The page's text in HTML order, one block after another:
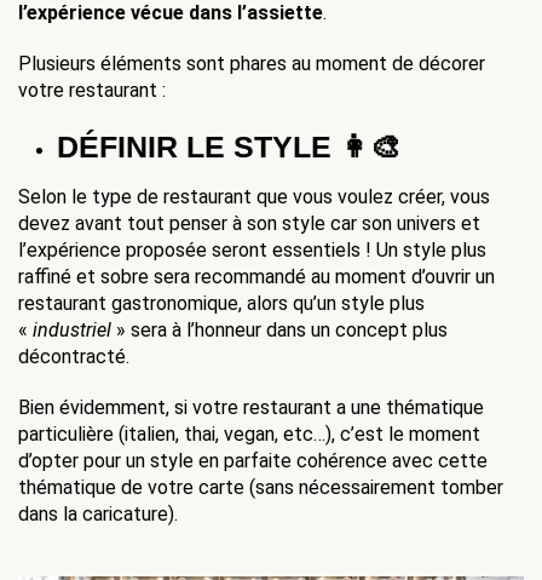
l’expérience vécue dans l’assiette.
Plusieurs éléments sont phares au moment de décorer
votre restaurant :
DÉFINIR LE STYLE 👩‍🎨
Selon le type de restaurant que vous voulez créer, vous
devez avant tout penser à son style car son univers et
l’expérience proposée seront essentiels ! Un style plus
raffiné et sobre sera recommandé au moment d’ouvrir un
restaurant gastronomique, alors qu’un style plus
« industriel » sera à l’honneur dans un concept plus
décontracté.
Bien évidemment, si votre restaurant a une thématique
particulière (italien, thai, vegan, etc…), c’est le moment
d’opter pour un style en parfaite cohérence avec cette
thématique de votre carte (sans nécessairement tomber
dans la caricature).